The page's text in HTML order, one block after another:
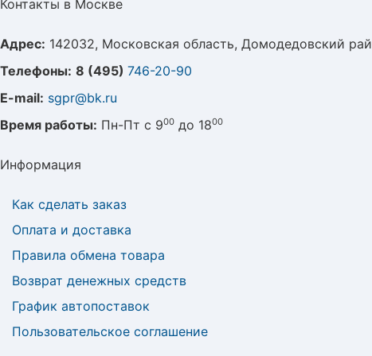
Контакты в Москве
Адрес: 142032, Московская область, Домодедовский
Телефоны: 8 (495) 746-20-90
E-mail: sgpr@bk.ru
Время работы: Пн-Пт с 900 до 1800
Информация
Как сделать заказ
Оплата и доставка
Правила обмена товара
Возврат денежных средств
График автопоставок
Пользовательское соглашение